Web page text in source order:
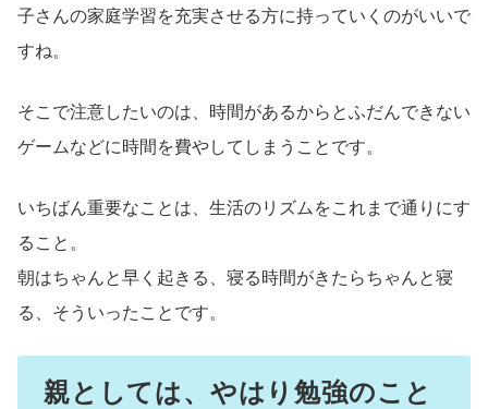
子さんの家庭学習を充実させる方に持っていくのがいいで
すね。
そこで注意したいのは、時間があるからとふだんできない
ゲームなどに時間を費やしてしまうことです。
いちばん重要なことは、生活のリズムをこれまで通りにす
ること。
朝はちゃんと早く起きる、寝る時間がきたらちゃんと寝
る、そういったことです。
親としては、やはり勉強のこと